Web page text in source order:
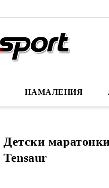
НАМАЛЕНИЯ
Детски
Tensaur